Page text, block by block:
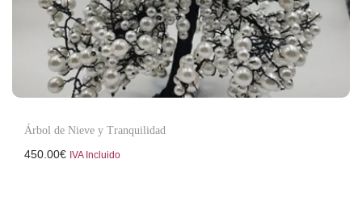
Árbol de Nieve y Tranquilidad
450.00€ IVA Incluido